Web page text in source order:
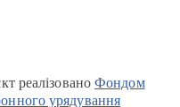
реалізованоФондом
урядування